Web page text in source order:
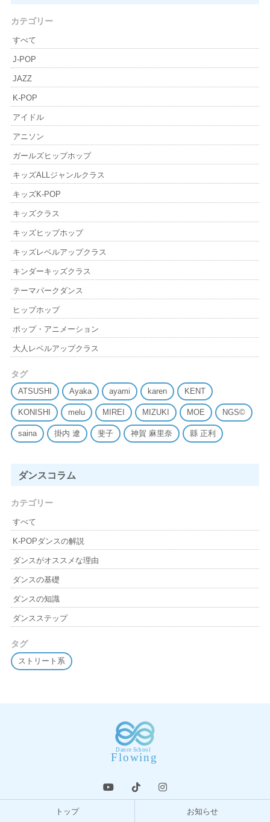
カテゴリー
すべて
J-POP
JAZZ
K-POP
アイドル
アニソン
ガールズヒップホップ
キッズALLジャンルクラス
キッズK-POP
キッズクラス
キッズヒップホップ
キッズレベルアップクラス
キンダーキッズクラス
テーマパークダンス
ヒップホップ
ポップ・アニメーション
大人レベルアップクラス
タグ
ATSUSHI Ayaka ayami karen KENT
KONISHI melu MIREI MIZUKI MOE NGS©
saina 掛内 遼 斐子 神賀 麻里奈 縣 正利
ダンスコラム
カテゴリー
すべて
K-POPダンスの解説
ダンスがオススメな理由
ダンスの基礎
ダンスの知識
ダンスステップ
タグ
ストリート系
トップ お知らせ